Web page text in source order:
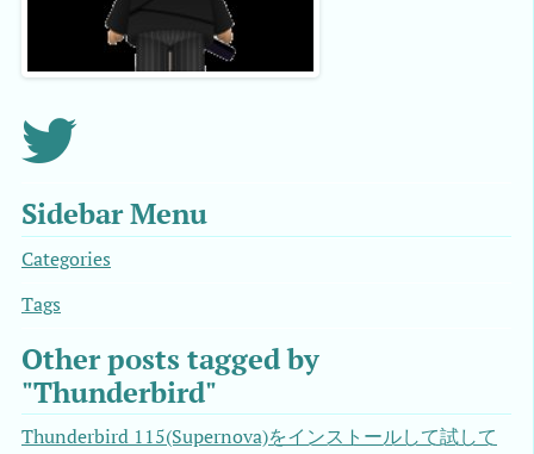
Sidebar Menu
Categories
Tags
Other posts tagged by
"Thunderbird"
Thunderbird 115(Supernova)をインストールして試して